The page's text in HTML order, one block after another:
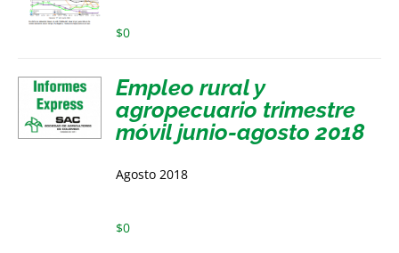
$0
Empleo rural y
agropecuario trimestre
móvil junio-agosto 2018
Agosto 2018
$0